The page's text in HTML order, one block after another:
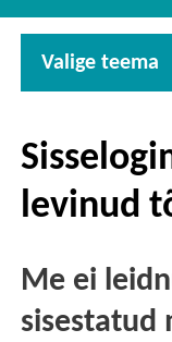
Valige teema
levinud
Me ei
sisestatud